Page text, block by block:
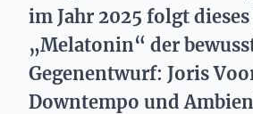
im Jahr 2025 folgt
„Melatonin“ der
Gegenentwurf: Joris
Downtempo und